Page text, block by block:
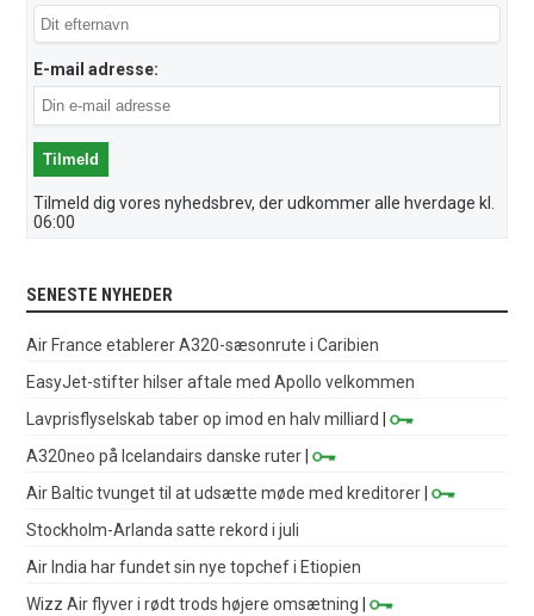
E-mail adresse:
Tilmeld dig vores nyhedsbrev, der udkommer alle hverdage kl.
06:00
SENESTE NYHEDER
Air France etablerer A320-sæsonrute i Caribien
EasyJet-stifter hilser aftale med Apollo velkommen
Lavprisflyselskab taber op imod en halv milliard
|
A320neo på Icelandairs danske ruter |
Air Baltic tvunget til at udsætte møde med kreditorer |
Stockholm-Arlanda satte rekord i juli
Air India har fundet sin nye topchef i Etiopien
Wizz Air flyver i rødt trods højere omsætning |